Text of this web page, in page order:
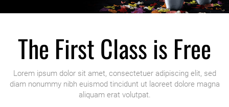
The First Class is Free
Lorem ipsum dolor sit amet, consectetuer adipiscing elit, sed
diam nonummy nibh euismod tincidunt ut laoreet dolore magna
aliquam erat volutpat.